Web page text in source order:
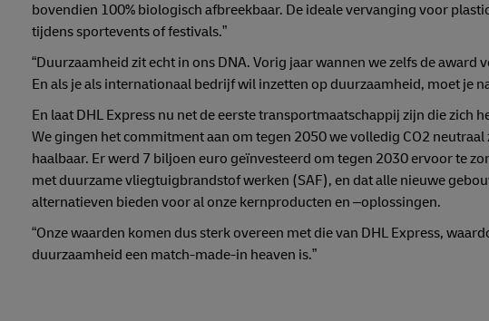
bovendien 100% biologisch afbreekbaar. De ideale vervanging voor
tijdens sportevents of festivals.”
“Duurzaamheid zit echt in ons DNA. Vorig jaar wannen we zelfs de
En als je als internationaal bedrijf wil inzetten op duurzaamheid, moet je
En laat DHL Express nu net de eerste transportmaatschappij zijn die
We gingen het commitment aan om tegen 2050 we volledig CO2
haalbaar. Er werd 7 biljoen euro geïnvesteerd om tegen 2030 ervoor te
met duurzame vliegtuigbrandstof werken (SAF), en dat alle nieuwe
alternatieven bieden voor al onze kernproducten en –oplossingen.
“Onze waarden komen dus sterk overeen met die van DHL Express,
duurzaamheid een match-made-in heaven is.”